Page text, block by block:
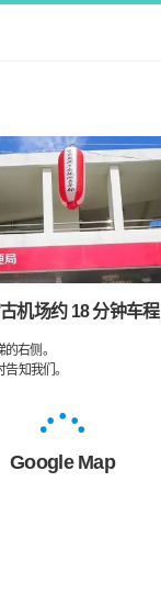
机场约 18 分钟车程
右侧。
知我们。
Google Map